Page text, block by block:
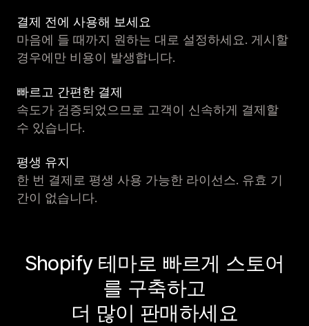
결제 전에 사용해 보세요
마음에 들 때까지 원하는 대로 설정하세요. 게시할
경우에만 비용이 발생합니다.
빠르고 간편한 결제
속도가 검증되었으므로 고객이 신속하게 결제할
수 있습니다.
평생 유지
한 번 결제로 평생 사용 가능한 라이선스. 유효 기
간이 없습니다.
Shopify 테마로 빠르게 스토어
를 구축하고
더 많이 판매하세요